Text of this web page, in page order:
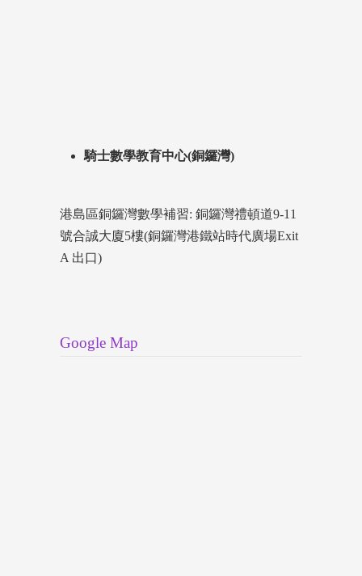
騎士數學教育中心(銅鑼灣)
港島區銅鑼灣數學補習: 銅鑼灣禮頓道9-11
號合誠大廈5樓(銅鑼灣港鐵站時代廣場Exit
A 出口)
Google Map